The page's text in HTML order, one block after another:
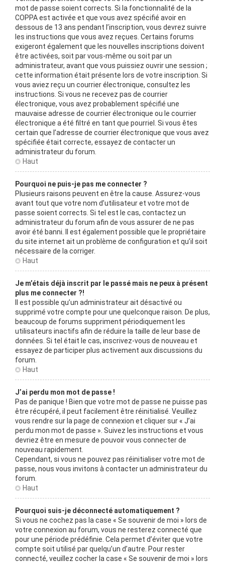
mot de passe soient corrects. Si la fonctionnalité de la
COPPA est activée et que vous avez spécifié avoir en
dessous de 13 ans pendant l’inscription, vous devrez suivre
les instructions que vous avez reçues. Certains forums
exigeront également que les nouvelles inscriptions doivent
être activées, soit par vous-même ou soit par un
administrateur, avant que vous puissiez ouvrir une session ;
cette information était présente lors de votre inscription. Si
vous aviez reçu un courrier électronique, consultez les
instructions. Si vous ne recevez pas de courrier
électronique, vous avez probablement spécifié une
mauvaise adresse de courrier électronique ou le courrier
électronique a été filtré en tant que pourriel. Si vous êtes
certain que l’adresse de courrier électronique que vous avez
spécifiée était correcte, essayez de contacter un
administrateur du forum.
Haut
Pourquoi ne puis-je pas me connecter ?
Plusieurs raisons peuvent en être la cause. Assurez-vous
avant tout que votre nom d’utilisateur et votre mot de
passe soient corrects. Si tel est le cas, contactez un
administrateur du forum afin de vous assurer de ne pas
avoir été banni. Il est également possible que le propriétaire
du site internet ait un problème de configuration et qu’il soit
nécessaire de la corriger.
Haut
Je m’étais déjà inscrit par le passé mais ne peux à présent
plus me connecter ?!
Il est possible qu’un administrateur ait désactivé ou
supprimé votre compte pour une quelconque raison. De plus,
beaucoup de forums suppriment périodiquement les
utilisateurs inactifs afin de réduire la taille de leur base de
données. Si tel était le cas, inscrivez-vous de nouveau et
essayez de participer plus activement aux discussions du
forum.
Haut
J’ai perdu mon mot de passe !
Pas de panique ! Bien que votre mot de passe ne puisse pas
être récupéré, il peut facilement être réinitialisé. Veuillez
vous rendre sur la page de connexion et cliquer sur « J’ai
perdu mon mot de passe ». Suivez les instructions et vous
devriez être en mesure de pouvoir vous connecter de
nouveau rapidement.
Cependant, si vous ne pouvez pas réinitialiser votre mot de
passe, nous vous invitons à contacter un administrateur du
forum.
Haut
Pourquoi suis-je déconnecté automatiquement ?
Si vous ne cochez pas la case « Se souvenir de moi » lors de
votre connexion au forum, vous ne resterez connecté que
pour une période prédéfinie. Cela permet d’éviter que votre
compte soit utilisé par quelqu’un d’autre. Pour rester
connecté, veuillez cocher la case « Se souvenir de moi » lors